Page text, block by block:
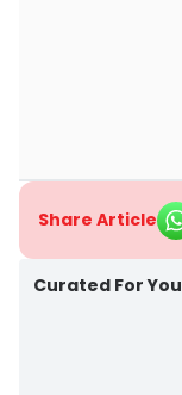
Share Article
Curated For You